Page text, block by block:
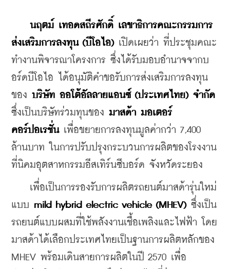
นฤตม์ เทอดสถีรศักดิ์ เลขาธิการคณะกรรมการ
ส่งเสริมการลงทุน (บีโอไอ) เปิดเผยว่า ที่ประชุมคณะ
ทำงานพิจารณาโครงการ ซึ่งได้รับมอบอำนาจจากบ
อร์ดบีโอไอ ได้อนุมัติคำขอรับการส่งเสริมการลงทุน
ของ บริษัท ออโต้อัลลายแอนซ์ (ประเทศไทย) จำกัด
ซึ่งเป็นบริษัทร่วมทุนของ มาสด้า มอเตอร์
คอร์ปอเรชั่น เพื่อขยายการลงทุนมูลค่ากว่า 7,400
ล้านบาท ในการปรับปรุงกระบวนการผลิตของโรงงาน
ที่นิคมอุตสาหกรรมอีสเทิร์นซีบอร์ด จังหวัดระยอง
เพื่อเป็นการรองรับการผลิตรถยนต์มาสด้ารุ่นใหม่
แบบ mild hybrid electric vehicle (MHEV) ซึ่งเป็น
รถยนต์แบบผสมที่ใช้พลังงานเชื้อเพลิงและไฟฟ้า โดย
มาสด้าได้เลือกประเทศไทยเป็นฐานการผลิตหลักของ
MHEV พร้อมเดินสายการผลิตในปี 2570 เพื่อ